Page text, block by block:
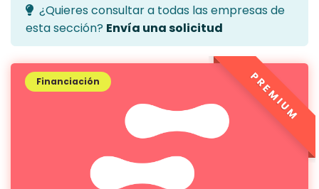
¿Quieres consultar a todas las empresas de
esta sección? Envía una solicitud
Financiación PREMIUM